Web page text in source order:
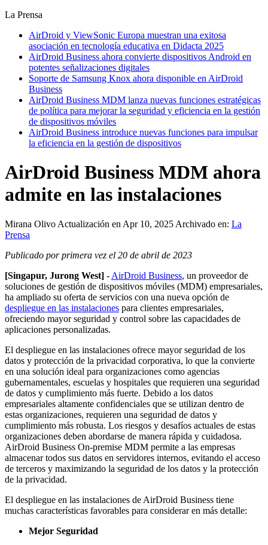
La Prensa
AirDroid y ViewSonic Europa muestran una exitosa
asociación en tecnología educativa en Didacta 2025
AirDroid Business ahora convierte dispositivos Android en
potentes señalizaciones digitales
Soporte de Samsung Knox ahora disponible en AirDroid
Business
AirDroid Business MDM lanza nuevas funciones estratégicas
de política para mejorar la seguridad y eficiencia en la gestión
de dispositivos móviles
AirDroid Business introduce nuevas funciones para impulsar
la eficiencia en la gestión de dispositivos
AirDroid Business MDM ahora
admite en las instalaciones
Mirana Olivo Actualización en Apr 10, 2025 Archivado en: La
Prensa
Publicado por primera vez el 20 de abril de 2023
[Singapur, Jurong West] - AirDroid Business, un proveedor de
soluciones de gestión de dispositivos móviles (MDM) empresariales,
ha ampliado su oferta de servicios con una nueva opción de
despliegue en las instalaciones para clientes empresariales,
ofreciendo mayor seguridad y control sobre las capacidades de
aplicaciones personalizadas.
El despliegue en las instalaciones ofrece mayor seguridad de los
datos y protección de la privacidad corporativa, lo que la convierte
en una solución ideal para organizaciones como agencias
gubernamentales, escuelas y hospitales que requieren una seguridad
de datos y cumplimiento más fuerte. Debido a los datos
empresariales altamente confidenciales que se utilizan dentro de
estas organizaciones, requieren una seguridad de datos y
cumplimiento más robusta. Los riesgos y desafíos actuales de estas
organizaciones deben abordarse de manera rápida y cuidadosa.
AirDroid Business On-premise MDM permite a las empresas
almacenar todos sus datos en servidores internos, evitando el acceso
de terceros y maximizando la seguridad de los datos y la protección
de la privacidad.
El despliegue en las instalaciones de AirDroid Business tiene
muchas características favorables para considerar en más detalle:
Mejor Seguridad